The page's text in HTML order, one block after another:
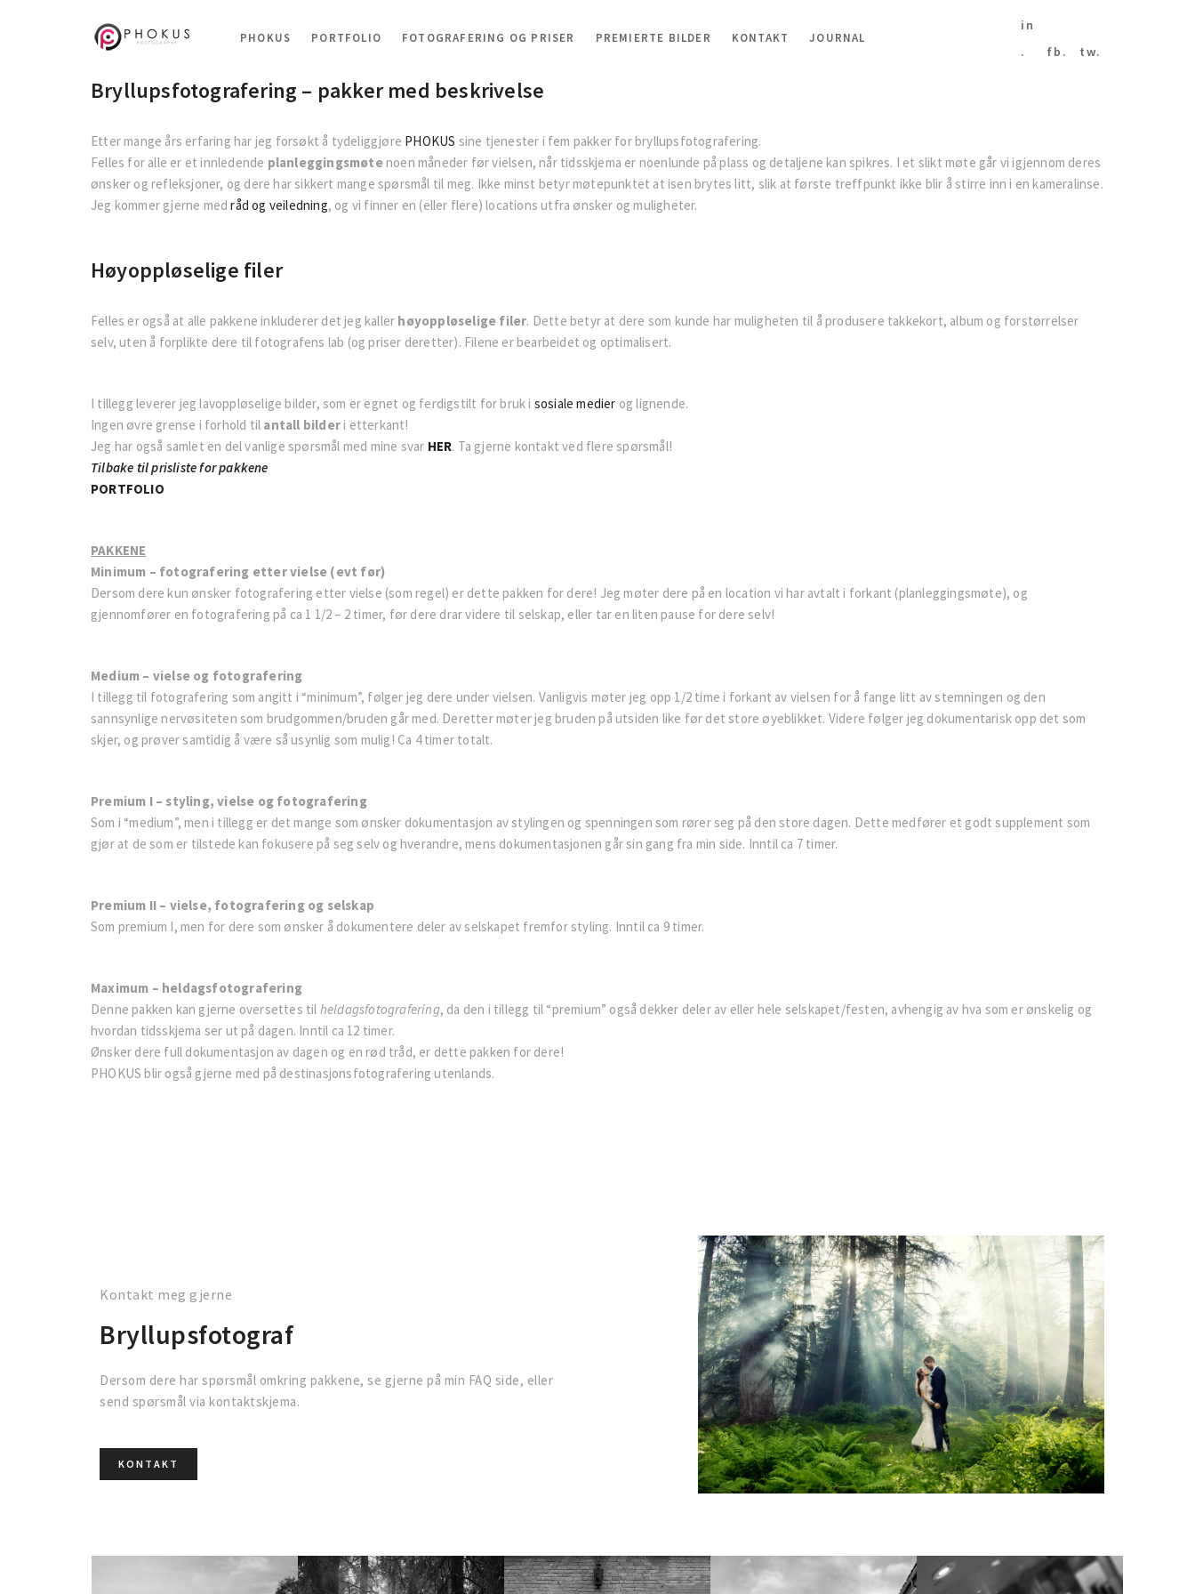
PHOKUS PORTFOLIO FOTOGRAFERING OG PRISER PREMIERTE BILDER KONTAKT JOURNAL
in
.
fb. tw.
Bryllupsfotografering – pakker med beskrivelse
Etter mange års erfaring har jeg forsøkt å tydeliggjøre PHOKUS sine tjenester i fem pakker for bryllupsfotografering.
Felles for alle er et innledende planleggingsmøte noen måneder før vielsen, når tidsskjema er noenlunde på plass og detaljene kan spikres. I et slikt møte går vi igjennom deres
ønsker og refleksjoner, og dere har sikkert mange spørsmål til meg. Ikke minst betyr møtepunktet at isen brytes litt, slik at første treffpunkt ikke blir å stirre inn i en kameralinse.
Jeg kommer gjerne medråd og veiledning, og vi finner en (eller flere) locations utfra ønsker og muligheter.
Høyoppløselige filer
Felles er også at alle pakkene inkluderer det jeg kaller høyoppløselige filer. Dette betyr at dere som kunde har muligheten til å produsere takkekort, album og forstørrelser
selv, uten å forplikte dere til fotografens lab (og priser deretter). Filene er bearbeidet og optimalisert.
I tillegg leverer jeg lavoppløselige bilder, som er egnet og ferdigstilt for bruk i sosiale medier og lignende.
Ingen øvre grense i forhold til antall bilderi etterkant!
Jeg har også samlet en del vanlige spørsmål med mine svar HER. Ta gjerne kontakt ved flere spørsmål!
Tilbake til prisliste for pakkene
PORTFOLIO
PAKKENE
Minimum – fotografering etter vielse (evt før)
Dersom dere kun ønsker fotografering etter vielse (som regel) er dette pakken for dere! Jeg møter dere på en location vi har avtalt i forkant (planleggingsmøte), og
gjennomfører en fotografering på ca 1 1/2 – 2 timer, før dere drar videre til selskap, eller tar en liten pause for dere selv!
Medium – vielse og fotografering
I tillegg til fotografering som angitt i “minimum”, følger jeg dere under vielsen. Vanligvis møter jeg opp 1/2 time i forkant av vielsen for å fange litt av stemningen og den
sannsynlige nervøsiteten som brudgommen/bruden går med. Deretter møter jeg bruden på utsiden like før det store øyeblikket. Videre følger jeg dokumentarisk opp det som
skjer, og prøver samtidig å være så usynlig som mulig! Ca 4 timer totalt.
Premium I – styling, vielse og fotografering
Som i “medium”, men i tillegg er det mange som ønsker dokumentasjon av stylingen og spenningen som rører seg på den store dagen. Dette medfører et godt supplement som
gjør at de som er tilstede kan fokusere på seg selv og hverandre, mens dokumentasjonen går sin gang fra min side. Inntil ca 7 timer.
Premium II – vielse, fotografering og selskap
Som premium I, men for dere som ønsker å dokumentere deler av selskapet fremfor styling. Inntil ca 9 timer.
Maximum – heldagsfotografering
Denne pakken kan gjerne oversettes til heldagsfotografering, da den i tillegg til “premium” også dekker deler av eller hele selskapet/festen, avhengig av hva som er ønskelig og
hvordan tidsskjema ser ut på dagen. Inntil ca 12 timer.
Ønsker dere full dokumentasjon av dagen og en rød tråd, er dette pakken for dere!
PHOKUS blir også gjerne med på destinasjonsfotografering utenlands.
Kontakt meg gjerne
Bryllupsfotograf
Dersom dere har spørsmål omkring pakkene, se gjerne på min FAQ side, eller
send spørsmål via kontaktskjema.
KONTAKT